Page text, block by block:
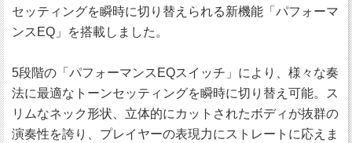
セッティングを瞬時に切り替えられる新機能「パフォーマ
ンスEQ」を搭載しました。
5段階の「パフォーマンスEQスイッチ」により、様々な奏
法に最適なトーンセッティングを瞬時に切り替え可能。ス
リムなネック形状、立体的にカットされたボディが抜群の
演奏性を誇り、プレイヤーの表現力にストレートに応えま